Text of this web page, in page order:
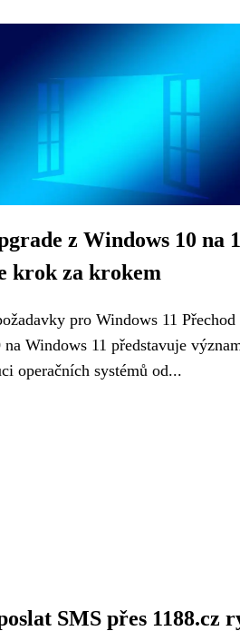
z Windows 10 na
krok za krokem
pro Windows 11 Přechod
Windows 11 představuje
operačních systémů od...
SMS přes 1188.cz